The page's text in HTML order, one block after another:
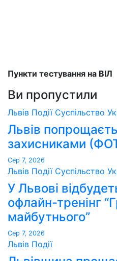
Пункти тестування на ВІЛ
Ви пропустили
Львів Події Суспільство
Львів
захисниками
Сер 7, 2026
Львів Події Суспільство
У Львові
офлайн-тренінг
майбутнього”
Сер 7, 2026
Львів Події